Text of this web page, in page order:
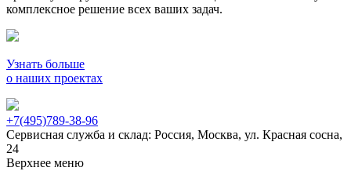
комплексное решение всех ваших задач.
Узнать больше
о наших проектах
+7(495)789-38-96
Сервисная служба и склад: Россия, Москва, ул. Красная сосна,
24
Верхнее меню